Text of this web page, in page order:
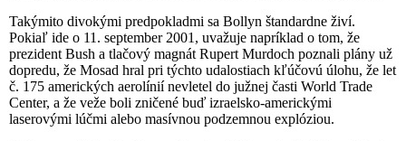
Takýmito divokými predpokladmi sa Bollyn štandardne živí.
Pokiaľ ide o 11. september 2001, uvažuje napríklad o tom, že
prezident Bush a tlačový magnát Rupert Murdoch poznali plány už
dopredu, že Mosad hral pri týchto udalostiach kľúčovú úlohu, že let
č. 175 amerických aerolínií nevletel do južnej časti World Trade
Center, a že veže boli zničené buď izraelsko-americkými
laserovými lúčmi alebo masívnou podzemnou explóziou.